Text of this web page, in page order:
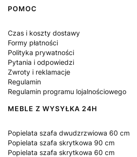
Linki w stopce
POMOC
Czas i koszty dostawy
Formy płatności
Polityka prywatności
Pytania i odpowiedzi
Zwroty i reklamacje
Regulamin
Regulamin programu lojalnościowego
MEBLE Z WYSYŁKA 24H
Popielata szafa dwudzrzwiowa 60 cm
Popielata szafa skrytkowa 90 cm
Popielata szafa skrytkowa 60 cm